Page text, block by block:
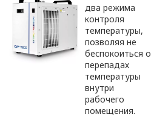
два режима
контроля
температуры,
позволяя не
беспокоиться о
перепадах
температуры
внутри
рабочего
помещения.